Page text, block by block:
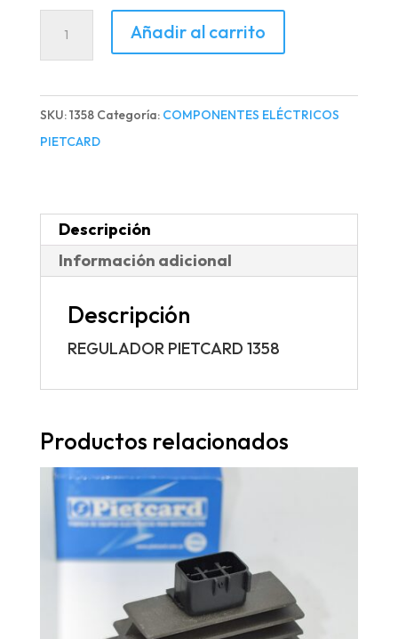
REGULADOR
PIETCARD
cantidad
Añadir al carrito
SKU:1358 Categoría: COMPONENTES ELÉCTRICOS
PIETCARD
Descripción
Información adicional
Descripción
REGULADOR PIETCARD 1358
Productos relacionados